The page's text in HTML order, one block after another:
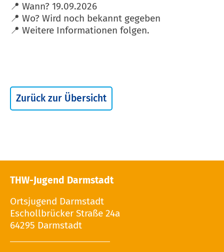
📍 Wann? 19.09.2026
📍 Wo? Wird noch bekannt gegeben
📍 Weitere Informationen folgen.
Zurück zur Übersicht
THW-Jugend Darmstadt
Ortsjugend Darmstadt
Eschollbrücker Straße 24a
64295 Darmstadt